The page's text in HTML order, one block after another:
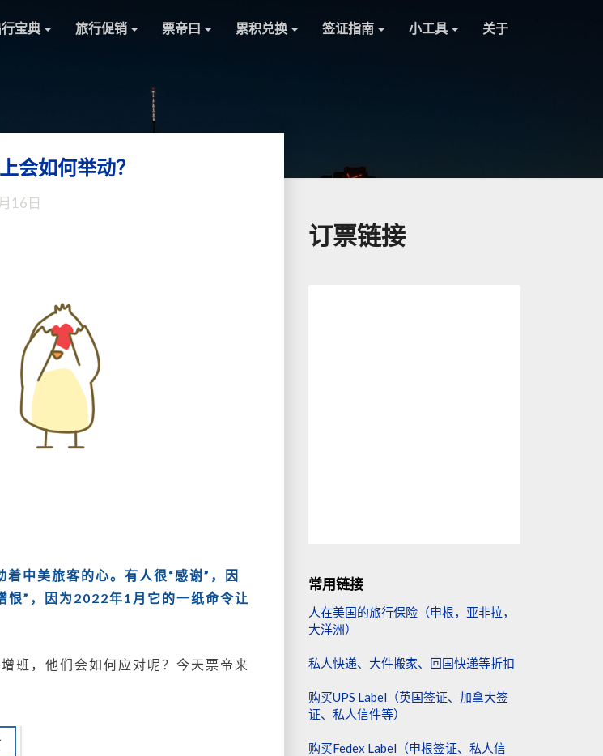
宝典 旅行促销 票帝曰 累积兑换 签证指南 小工具 关于
会如何举动？
16日
中美旅客的心。有人很“感谢”，因
恨”，因为2022年1月 它的一纸命令让
班，他们会如何应对呢？今天票帝来
订票链接
常用链接
人在美国的旅行保险（申根，亚非拉，
大洋洲）
私人快递、大件搬家、回国快递等折扣
购买UPS Label（英国签证、加拿大签
证、私人信件等）
购买Fedex Label（申根签证、私人信